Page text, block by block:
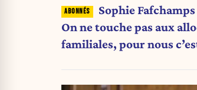
Sophie
On ne touche pas aux
familiales, pour nous